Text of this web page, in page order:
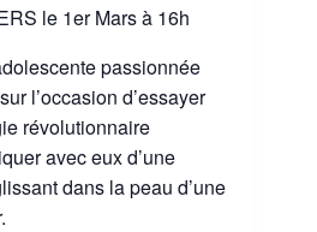
le 1er Mars à 16h
passionnée
l’occasion d’essayer
révolutionnaire
avec eux d’une
dans la peau d’une